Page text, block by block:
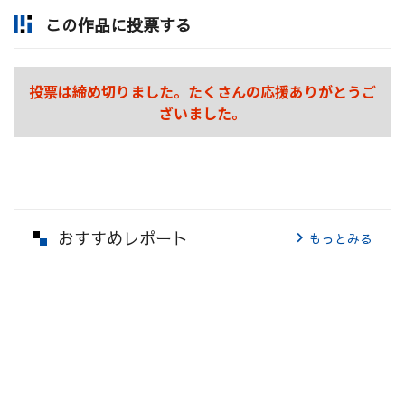
この作品に投票する
投票は締め切りました。たくさんの応援ありがとうご
ざいました。
おすすめレポート もっとみる